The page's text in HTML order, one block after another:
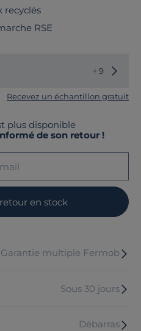
recyclés
RSE
+ 9
Recevez un échantillon gratuit
plus disponible
de son retour !
en stock
Garantie multiple Fermob
Sous 30 jours
Débarras